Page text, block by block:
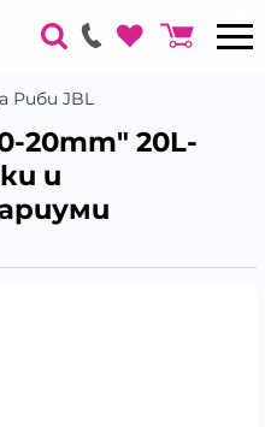
Риби JBL
20mm" 20L-
и